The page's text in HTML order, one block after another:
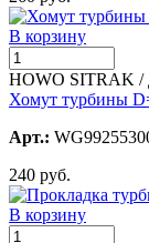
В корзину
HOWO SITRAK /
Хомут турбины
Арт.:
240 руб.
В корзину